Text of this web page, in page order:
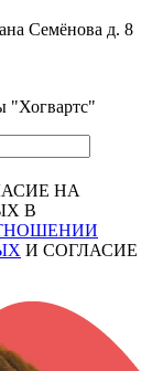
Семёнова д. 8
"Хогвартс"
НА
В
И СОГЛАСИЕ